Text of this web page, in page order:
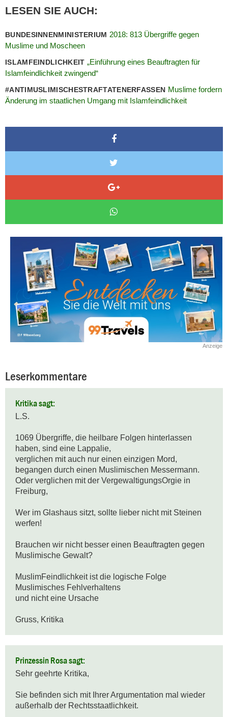
LESEN SIE AUCH:
BUNDESINNENMINISTERIUM 2018: 813 Übergriffe gegen
Muslime und Moscheen
ISLAMFEINDLICHKEIT „Einführung eines Beauftragten für
Islamfeindlichkeit zwingend“
#ANTIMUSLIMISCHESTRAFTATENERFASSEN Muslime fordern
Änderung im staatlichen Umgang mit Islamfeindlichkeit
Anzeige
Leserkommentare
Kritika sagt:
L.S.
1069 Übergriffe, die heilbare Folgen hinterlassen
haben, sind eine Lappalie,
verglichen mit auch nur einen einzigen Mord,
begangen durch einen Muslimischen Messermann.
Oder verglichen mit der VergewaltigungsOrgie in
Freiburg,
Wer im Glashaus sitzt, sollte lieber nicht mit Steinen
werfen!
Brauchen wir nicht besser einen Beauftragten gegen
Muslimische Gewalt?
MuslimFeindlichkeit ist die logische Folge
Muslimisches Fehlverhaltens
und nicht eine Ursache
Gruss, Kritika
Prinzessin Rosa sagt:
Sehr geehrte Kritika,
Sie befinden sich mit Ihrer Argumentation mal wieder
außerhalb der Rechtsstaatlichkeit.